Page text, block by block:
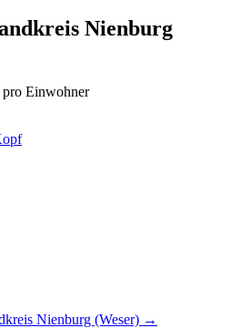
Nienburg
pro Einwohner
Nienburg (Weser) →